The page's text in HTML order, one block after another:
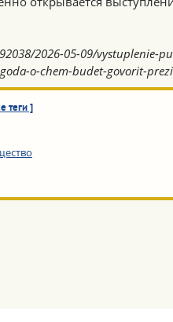
2026-05-09/vystuplenie-
o-chem-budet-govorit-
теги ]